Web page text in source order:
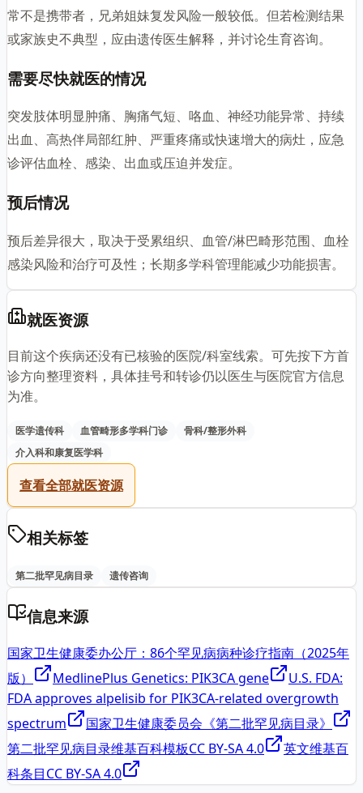
常不是携带者，兄弟姐妹复发风险一般较低。但若检测结果
或家族史不典型，应由遗传医生解释，并讨论生育咨询。
需要尽快就医的情况
突发肢体明显肿痛、胸痛气短、咯血、神经功能异常、持续
出血、高热伴局部红肿、严重疼痛或快速增大的病灶，应急
诊评估血栓、感染、出血或压迫并发症。
预后情况
预后差异很大，取决于受累组织、血管/淋巴畸形范围、血栓
感染风险和治疗可及性；长期多学科管理能减少功能损害。
就医资源
目前这个疾病还没有已核验的医院/科室线索。可先按下方首
诊方向整理资料，具体挂号和转诊仍以医生与医院官方信息
为准。
医学遗传科 血管畸形多学科门诊
骨科/整形外科
介入科和康复医学科
查看全部就医资源
相关标签
第二批罕见病目录 遗传咨询
信息来源
国家卫生健康委办公厅：86个罕见病病种诊疗指南（2025年
版）
MedlinePlus Genetics: PIK3CA gene
U.S. FDA:
FDA approves alpelisib for PIK3CA-related overgrowth
spectrum
国家卫生健康委员会《第二批罕见病目录》
第二批罕见病目录维基百科模板CC BY-SA 4.0
英文维基百
科条目CC BY-SA 4.0